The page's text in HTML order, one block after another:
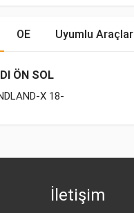
OE Uyumlu Araçlar
ÖN SOL
X 18-
İletişim